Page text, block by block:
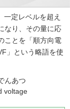
一定レベルを超え
なり、その量に応
ことを「順方向電
」という略語を使
んあつ
voltage